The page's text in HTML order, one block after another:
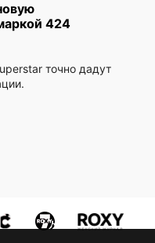
424
точно дадут